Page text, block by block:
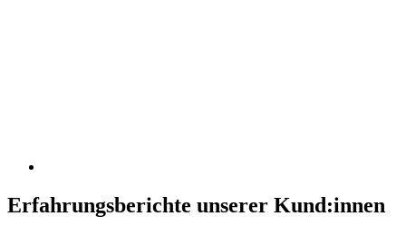
Erfahrungsberichte unserer Kund:innen